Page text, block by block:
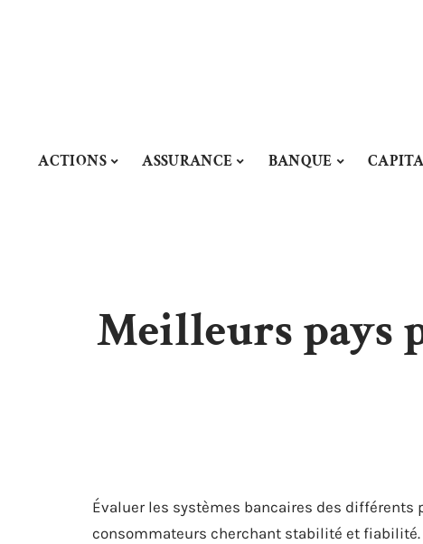
ACTIONS ASSURANCE BANQUE
Meilleurs pays
Évaluer les systèmes bancaires des
consommateurs cherchant stabilité et